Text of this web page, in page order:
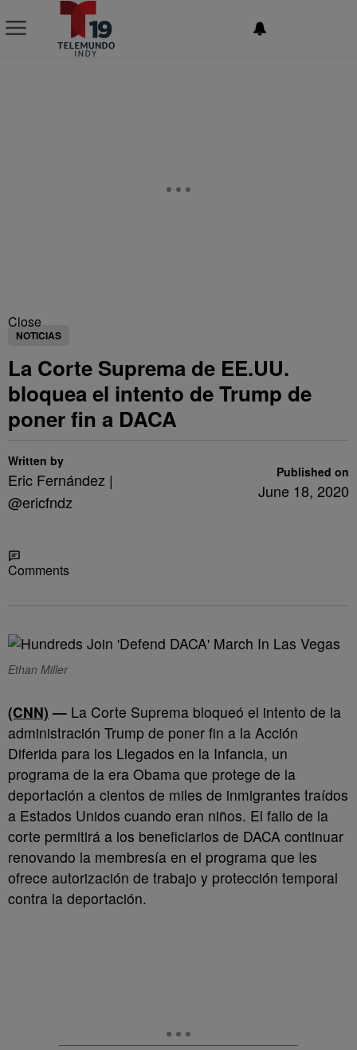
Close
NOTICIAS
La Corte Suprema de EE.UU.
bloquea el intento de Trump de
poner fin a DACA
Written by
Eric Fernández |
@ericfndz
Published on
June 18, 2020
Comments
Ethan Miller
(CNN) — La Corte Suprema bloqueó el intento de la
administración Trump de poner fin a la Acción
Diferida para los Llegados en la Infancia, un
programa de la era Obama que protege de la
deportación a cientos de miles de inmigrantes traídos
a Estados Unidos cuando eran niños. El fallo de la
corte permitirá a los beneficiarios de DACA continuar
renovando la membresía en el programa que les
ofrece autorización de trabajo y protección temporal
contra la deportación.